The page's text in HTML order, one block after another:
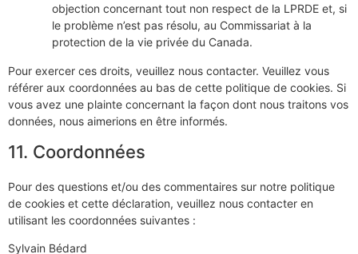
objection concernant tout non respect de la LPRDE et, si
le problème n’est pas résolu, au Commissariat à la
protection de la vie privée du Canada.
Pour exercer ces droits, veuillez nous contacter. Veuillez vous
référer aux coordonnées au bas de cette politique de cookies. Si
vous avez une plainte concernant la façon dont nous traitons vos
données, nous aimerions en être informés.
11. Coordonnées
Pour des questions et/ou des commentaires sur notre politique
de cookies et cette déclaration, veuillez nous contacter en
utilisant les coordonnées suivantes :
Sylvain Bédard